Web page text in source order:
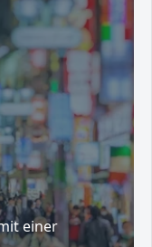
einer